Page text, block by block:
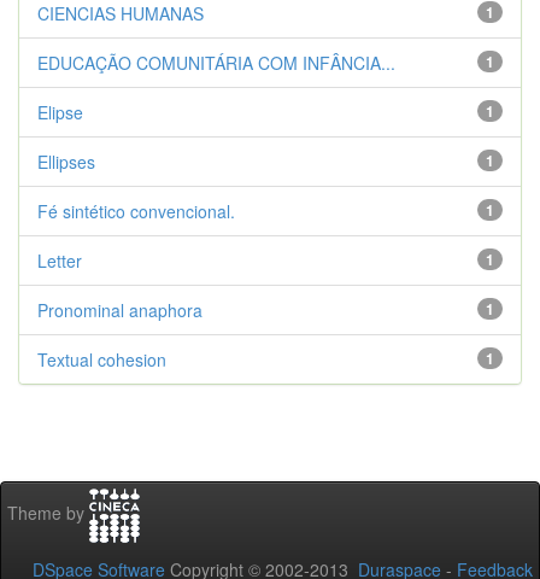
1
CIENCIAS HUMANAS
1
EDUCAÇÃO COMUNITÁRIA COM INFÂNCIA...
1
Elipse
1
Ellipses
1
Fé sintético convencional.
1
Letter
1
Pronominal anaphora
1
Textual cohesion
Theme by
DSpace Software Copyright © 2002-2013 Duraspace - Feedback